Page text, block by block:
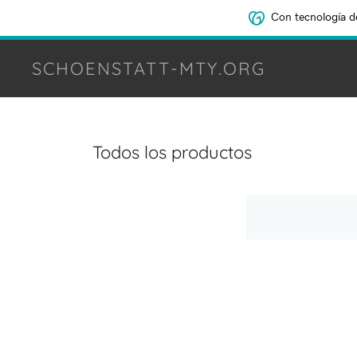
Con tecnología
SCHOENSTATT-MTY.ORG
Todos los productos